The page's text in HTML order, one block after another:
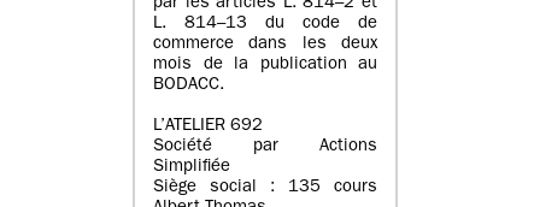
par les articles L. 814–2 et
L. 814–13 du code de
commerce dans les deux
mois de la publication au
BODACC.
L’ATELIER 692
Société par Actions
Simplifiée
Siège social : 135 cours